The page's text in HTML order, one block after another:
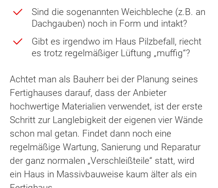
Sind die sogenannten Weichbleche (z.B. an
Dachgauben) noch in Form und intakt?
Gibt es irgendwo im Haus Pilzbefall, riecht
es trotz regelmäßiger Lüftung „muffig“?
Achtet man als Bauherr bei der Planung seines
Fertighauses darauf, dass der Anbieter
hochwertige Materialien verwendet, ist der erste
Schritt zur Langlebigkeit der eigenen vier Wände
schon mal getan. Findet dann noch eine
regelmäßige Wartung, Sanierung und Reparatur
der ganz normalen „Verschleißteile“ statt, wird
ein Haus in Massivbauweise kaum älter als ein